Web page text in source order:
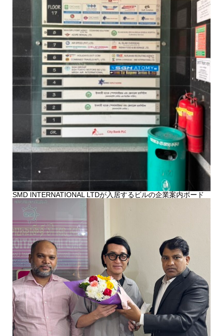
SMD INTERNATIONAL LTDが入居するビルの企業案内ボード